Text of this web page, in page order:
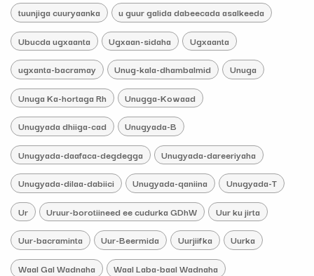
tuunjiga cuuryaanka u guur galida dabeecada asalkeeda
Ubucda ugxaanta Ugxaan-sidaha Ugxaanta
ugxanta-bacramay Unug-kala-dhambalmid Unuga
Unuga Ka-hortaga Rh Unugga-Kowaad
Unugyada dhiiga-cad Unugyada-B
Unugyada-daafaca-degdegga Unugyada-dareeriyaha
Unugyada-dilaa-dabiici Unugyada-qaniina Unugyada-T
Ur Uruur-borotiineed ee cudurka GDhW Uur ku jirta
Uur-bacraminta Uur-Beermida Uurjiifka Uurka
Waal Gal Wadnaha Waal Laba-baal Wadnaha